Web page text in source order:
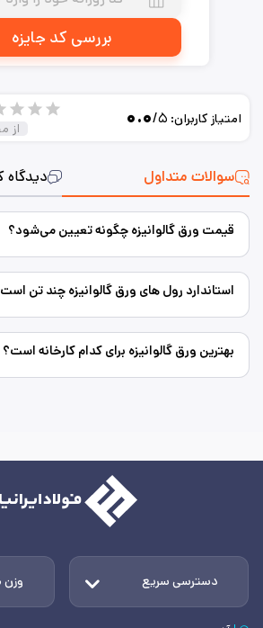
بررسی کد جایزه
سوالات متداول دیدگاه
امتیاز کاربران: ۰.۰/۵
از
قیمت ورق گالوانیزه چگونه تعیین می‌شود؟
استاندارد رول های ورق گالوانیزه چند تن
بهترین ورق گالوانیزه برای کدام کارخانه است؟
دسترسی سریع وزن